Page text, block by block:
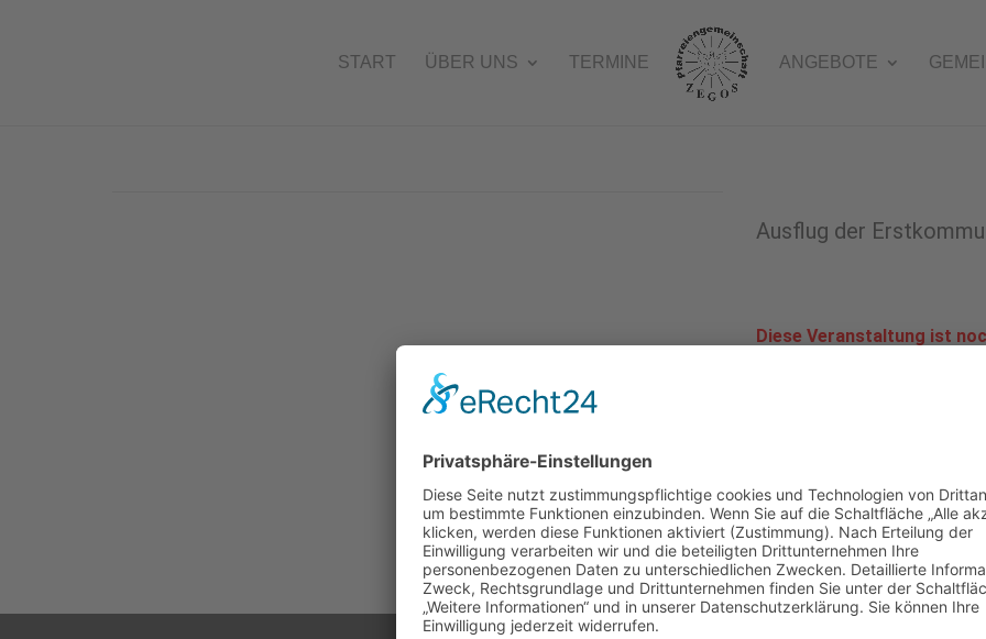
START ÜBER UNS TERMINE ANGEBOTE
Ausflug der
Diese Veranstaltung ist
ZEGOS